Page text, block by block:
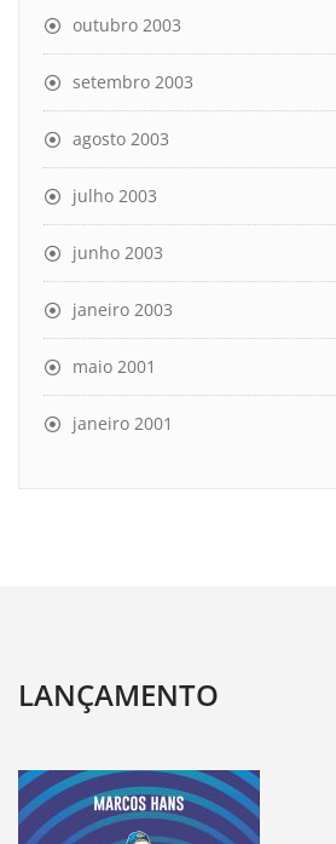
outubro 2003
setembro 2003
agosto 2003
julho 2003
junho 2003
janeiro 2003
maio 2001
janeiro 2001
LANÇAMENTO